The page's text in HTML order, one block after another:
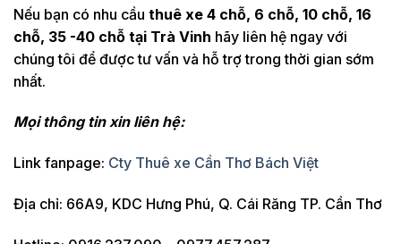
Nếu bạn có nhu cầu thuê xe 4 chỗ, 6 chỗ, 10 chỗ, 16
chỗ, 35 -40 chỗ tại Trà Vinh hãy liên hệ ngay với
chúng tôi để được tư vấn và hỗ trợ trong thời gian sớm
nhất.
Mọi thông tin xin liên hệ:
Link fanpage: Cty Thuê xe Cần Thơ Bách Việt
Địa chỉ: 66A9, KDC Hưng Phú, Q. Cái Răng TP. Cần Thơ